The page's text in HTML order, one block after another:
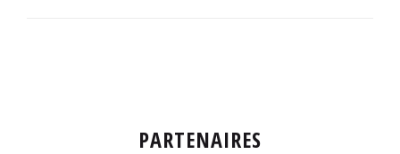
PARTENAIRES